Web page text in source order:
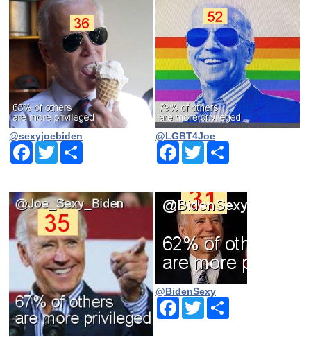
@sexyjoebiden
Facebook
Twitter
@LGBT4Joe
Facebook
TwitterShare
@BidenSexy
Facebook
TwitterShare